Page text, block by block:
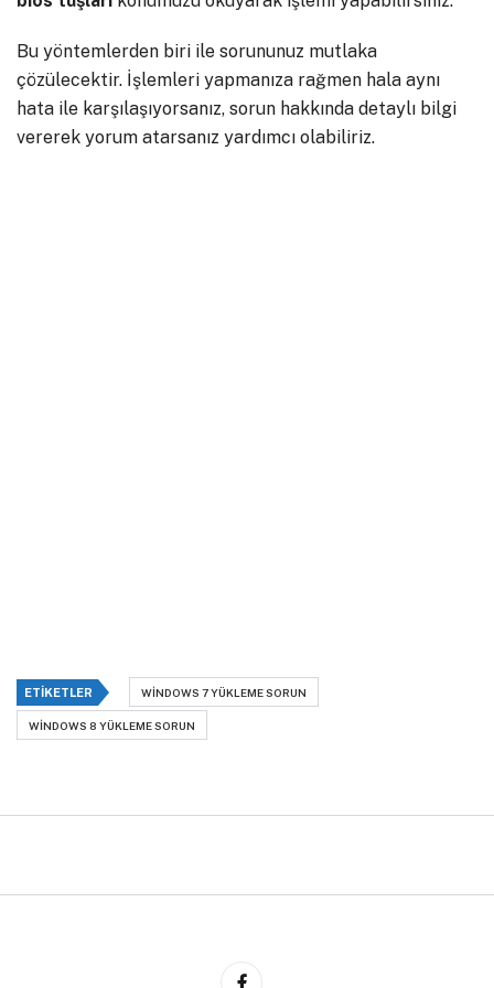
Bu yöntemlerden biri ile sorununuz mutlaka
çözülecektir. İşlemleri yapmanıza rağmen hala aynı
hata ile karşılaşıyorsanız, sorun hakkında detaylı bilgi
vererek yorum atarsanız yardımcı olabiliriz.
ETIKETLER WINDOWS 7 YÜKLEME SORUN
WINDOWS 8 YÜKLEME SORUN